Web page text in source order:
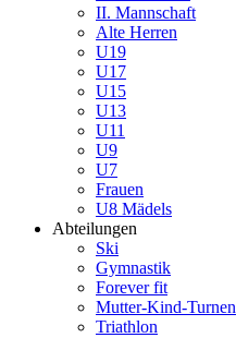
II. Mannschaft
Alte Herren
U19
U17
U15
U13
U11
U9
U7
Frauen
U8 Mädels
Abteilungen
Ski
Gymnastik
Forever fit
Mutter-Kind-Turnen
Triathlon